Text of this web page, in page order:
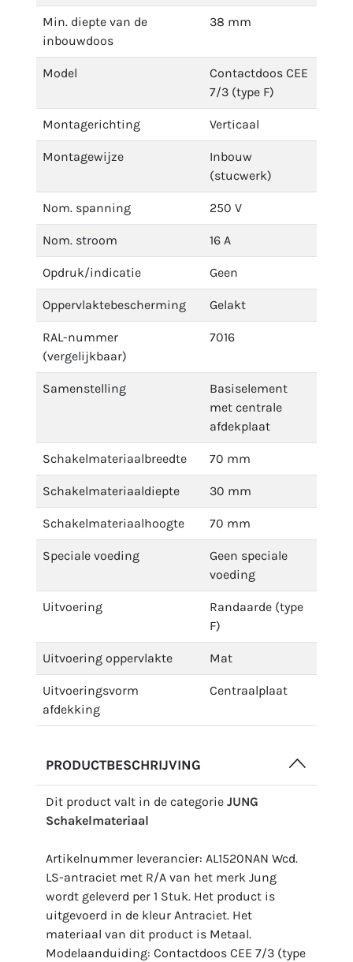
Min. diepte van de
inbouwdoos
38 mm
Model
Contactdoos CEE
7/3 (type F)
Montagerichting Verticaal
Montagewijze
Inbouw
(stucwerk)
Nom. spanning 250 V
Nom. stroom 16 A
Opdruk/indicatie Geen
Oppervlaktebescherming Gelakt
RAL-nummer
(vergelijkbaar)
7016
Samenstelling
Basiselement
met centrale
afdekplaat
Schakelmateriaalbreedte 70 mm
Schakelmateriaaldiepte 30 mm
Schakelmateriaalhoogte 70 mm
Speciale voeding
Geen speciale
voeding
Uitvoering
Randaarde (type
F)
Uitvoering oppervlakte Mat
Uitvoeringsvorm
afdekking
Centraalplaat
PRODUCTBESCHRIJVING
Dit product valt in de categorie JUNG
Schakelmateriaal
Artikelnummer leverancier: AL1520NAN Wcd.
LS-antraciet met R/A van het merk Jung
wordt geleverd per 1 Stuk. Het product is
uitgevoerd in de kleur Antraciet. Het
materiaal van dit product is Metaal.
Modelaanduiding: Contactdoos CEE 7/3 (type